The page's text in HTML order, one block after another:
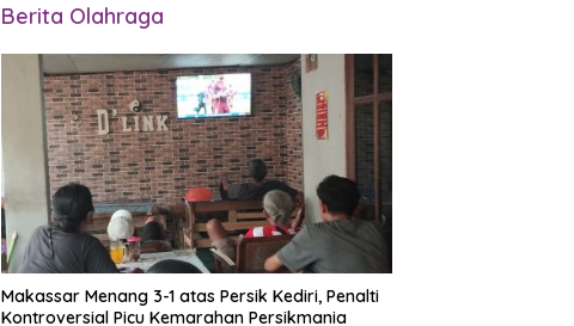
Berita Olahraga
Makassar Menang 3-1 atas Persik Kediri, Penalti
Kontroversial Picu Kemarahan Persikmania